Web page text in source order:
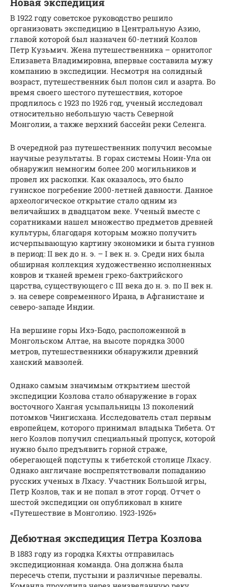
В 1922 году советское руководство решило
организовать экспедицию в Центральную Азию,
главой которой был назначен 60-летний Козлов
Петр Кузьмич. Жена путешественника – орнитолог
Елизавета Владимировна, впервые составила мужу
компанию в экспедиции. Несмотря на солидный
возраст, путешественник был полон сил и азарта. Во
время своего шестого путешествия, которое
продлилось с 1923 по 1926 год, ученый исследовал
относительно небольшую часть Северной
Монголии, а также верхний бассейн реки Селенга.
В очередной раз путешественник получил весомые
научные результаты. В горах системы Ноин-Ула он
обнаружил немногим более 200 могильников и
провел их раскопки. Как оказалось, это было
гуннское погребение 2000-летней давности. Данное
археологическое открытие стало одним из
величайших в двадцатом веке. Ученый вместе с
соратниками нашел множество предметов древней
культуры, благодаря которым можно получить
исчерпывающую картину экономики и быта гуннов
в период: II век до н. э. – I век н. э. Среди них была
обширная коллекция художественно исполненных
ковров и тканей времен греко-бактрийского
царства, существующего с III века до н. э. по II век н.
э. на севере современного Ирана, в Афганистане и
северо-западе Индии.
На вершине горы Ихэ-Бодо, расположенной в
Монгольском Алтае, на высоте порядка 3000
метров, путешественники обнаружили древний
ханский мавзолей.
Однако самым значимым открытием шестой
экспедиции Козлова стало обнаружение в горах
восточного Хангая усыпальницы 13 поколений
потомков Чингисхана. Исследователь стал первым
европейцем, которого принимал владыка Тибета. От
него Козлов получил специальный пропуск, которой
нужно было предъявить горной страже,
оберегающей подступы к тибетской столице Лхасу.
Однако англичане воспрепятствовали попаданию
русских ученых в Лхасу. Участник Большой игры,
Петр Козлов, так и не попал в этот город. Отчет о
шестой экспедиции он опубликовал в книге
«Путешествие в Монголию. 1923-1926»
Дебютная экспедиция Петра Козлова
В 1883 году из городка Кяхты отправилась
экспедиционная команда. Она должна была
пересечь степи, пустыни и различные перевалы.